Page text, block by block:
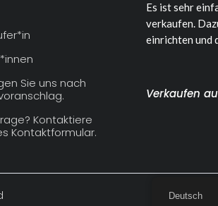
Sie uns nach
Kontaktiere
Kontaktformular.
Es ist sehr
verkaufen.
einrichten und
Verkaufen
Deutsch